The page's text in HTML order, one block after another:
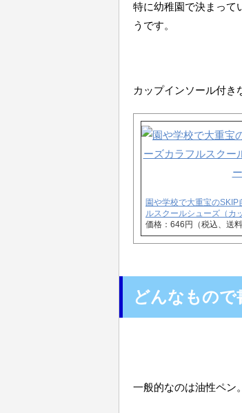
特に幼稚園で決まって
うです。
カップインソール付き
園や学校で大重宝の
ルスクールシューズ（カ
価格：646円（税込、送料
どんなもので
一般的なのは油性ペン